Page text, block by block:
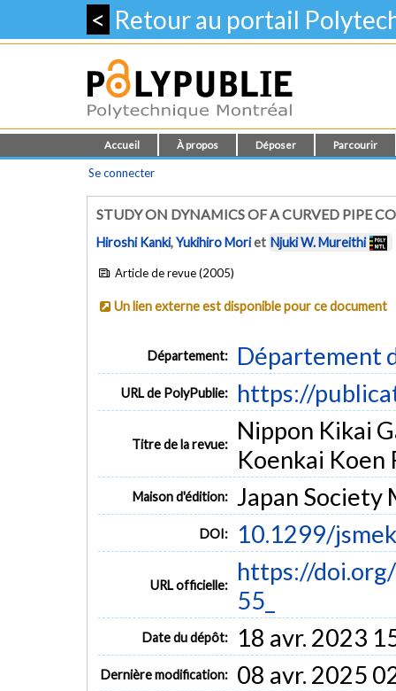
< Retour au portail
Accueil À propos Déposer Parcourir
Se connecter
STUDY ON DYNAMICS OF A CURVED PIPE
Hiroshi Kanki,Yukihiro Moriet Njuki W. Mureithi
Article de revue (2005)
Un lien externe est disponible pour ce document
Département: Département
URL de PolyPublie: https://
Titre de la revue:
Nippon Kikai
Koenkai Koen
Maison d'édition: Japan Society
DOI: 10.1299/
URL officielle:
https://
55_
Date du dépôt: 18 avr. 2023
Dernière modification: 08 avr. 2025